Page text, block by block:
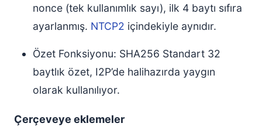
nonce (tek kullanımlık sayı), ilk 4 baytı sıfıra
ayarlanmış. NTCP2 içindekiyle aynıdır.
Özet Fonksiyonu: SHA256 Standart 32
baytlık özet, I2P’de halihazırda yaygın
olarak kullanılıyor.
Çerçeveye eklemeler